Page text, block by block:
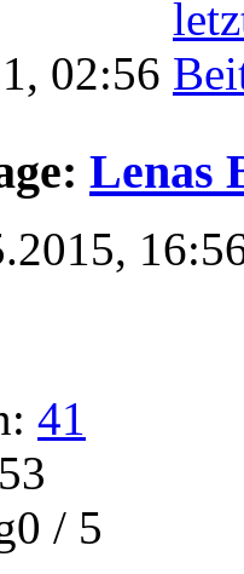
02:56
Lenas
41
/ 5